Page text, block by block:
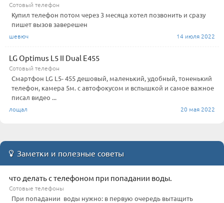
Сотовый телефон
Купил телефон потом через 3 месяца хотел позвонить и сразу
пишет вызов заверешен
шевюч 14 июля 2022
LG Optimus L5 II Dual E455
Сотовый телефон
Смартфон LG L5- 455 дешовый, маленький, удобный, тоненький
телефон, камера 5м. с автофокусом и вспышкой и самое важное
писал видео ...
лощал 20 мая 2022
Заметки и полезные советы
что делать с телефоном при попадании воды.
Сотовые телефоны
При попадании воды нужно: в первую очередь вытащить